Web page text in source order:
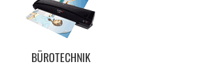
BÜROTECHNIK